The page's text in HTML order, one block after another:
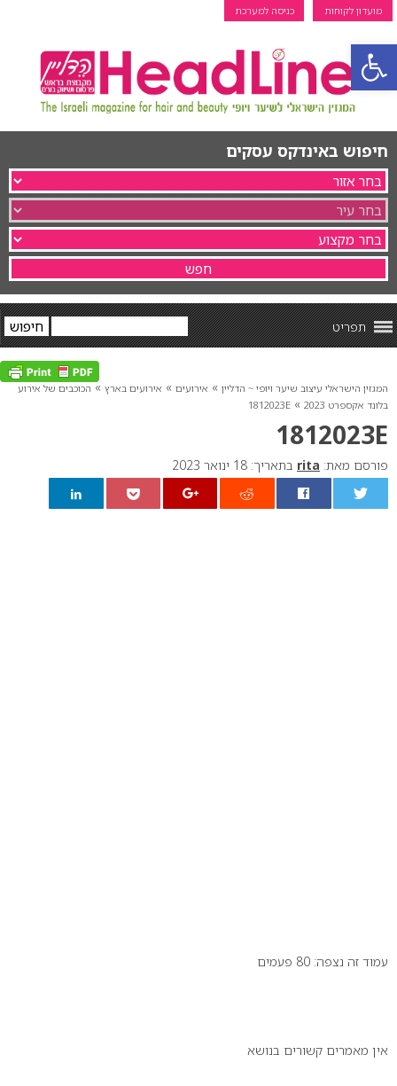
פתח סרגל נגישות
מועדון לקוחות כניסה למערכת
חיפוש באינדקס עסקים
תפריט
המגזין הישראלי עיצוב שיער ויופי ~ הדליין » אירועים » אירועים בארץ »הכוכבים של אירוע
בלונד אקספרט 2023
»
1812023E
1812023E
פורסם מאת: rita בתאריך: 18 ינואר 2023
עמוד זה נצפה: 80 פעמים
אין מאמרים קשורים בנושא